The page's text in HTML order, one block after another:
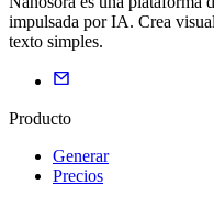
impulsada por IA. Crea
texto simples.
Producto
Generar
Precios